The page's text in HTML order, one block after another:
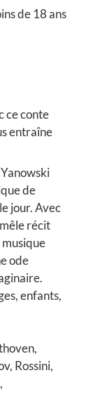
de 18 ans
ce conte
entraîne
de
jour. Avec
récit
ode
enfants,
Rossini,